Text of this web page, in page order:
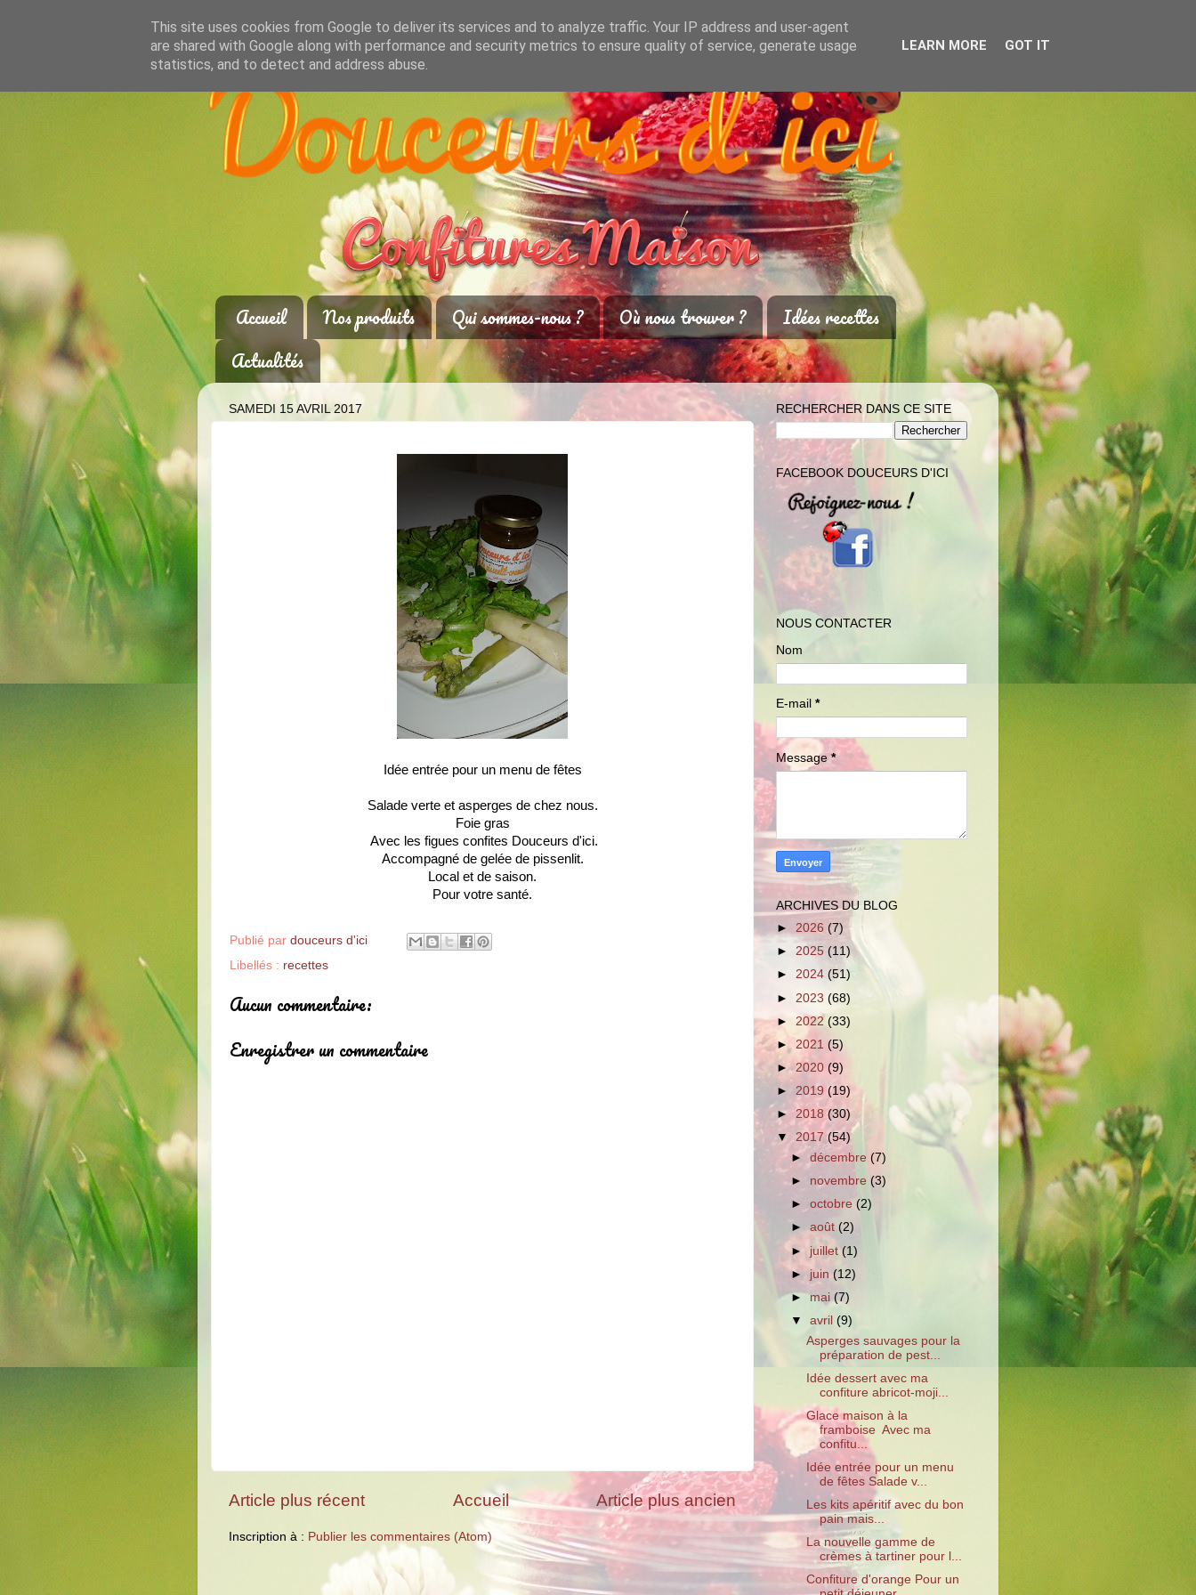
Accueil Nos produits Qui sommes-nous ? Où nous trouver ?
Idées recettes
Actualités
SAMEDI 15 AVRIL 2017
Idée entrée pour un menu de fêtes
Salade verte et asperges de chez nous.
Foie gras
Avec les figues confites Douceurs d'ici.
Accompagné de gelée de pissenlit.
Local et de saison.
Pour votre santé.
Publié par douceurs d'ici
Libellés : recettes
Aucun commentaire:
Enregistrer un commentaire
Article plus récent Article plus ancien
Accueil
Inscription à : Publier les commentaires (Atom)
RECHERCHER DANS CE SITE
FACEBOOK DOUCEURS D'ICI
NOUS CONTACTER
Nom
E-mail *
Message *
ARCHIVES DU BLOG
► 2026 (7)
► 2025 (11)
► 2024 (51)
► 2023 (68)
► 2022 (33)
► 2021 (5)
► 2020 (9)
► 2019 (19)
► 2018 (30)
▼ 2017(54)
►décembre(7)
► novembre(3)
►octobre(2)
►août(2)
► juillet(1)
►juin(12)
►mai(7)
▼avril(9)
Asperges sauvages pour la
préparation de pest...
Idée dessert avec ma
confiture abricot-moji...
Glace maison à la
framboise Avec ma
confitu...
Idée entrée pour un menu
de fêtes Salade v...
Les kits apéritif avec du bon
pain mais...
La nouvelle gamme de
crèmes à tartiner pour l...
Confiture d'orange Pour un
This site uses cookies from Google to deliver its services and to analyze traffic. Your IP address and user-agent
are shared with Google along with performance and security metrics to ensure quality of service, generate usage
statistics, and to detect and address abuse.
LEARN MORE GOT IT